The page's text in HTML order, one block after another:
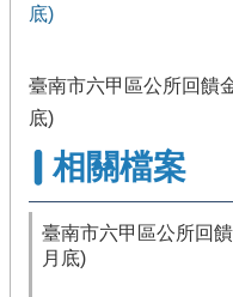
底)
臺南市六甲區公所回饋
底)
相關檔案
臺南市六甲區公所回
月底)